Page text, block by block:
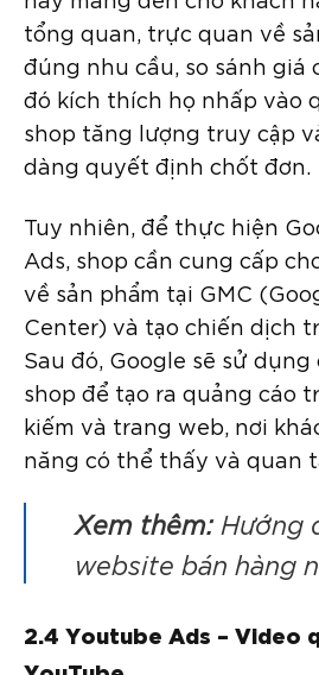
tổng quan, trực quan về
đúng nhu cầu, so sánh giá
đó kích thích họ nhấp vào
shop tăng lượng truy cập
dàng quyết định chốt đơn.
Tuy nhiên, để thực hiện
Ads, shop cần cung cấp
về sản phẩm tại GMC
Center) và tạo chiến dịch
Sau đó, Google sẽ sử
shop để tạo ra quảng cáo
kiếm và trang web, nơi
năng có thể thấy và quan
Xem thêm: Hướng
website bán hàng
2.4 Youtube Ads – Video